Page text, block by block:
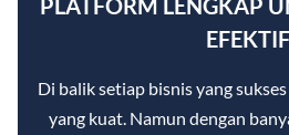
EFEKTIF
Di balik setiap bisnis yang
yang kuat. Namun dengan